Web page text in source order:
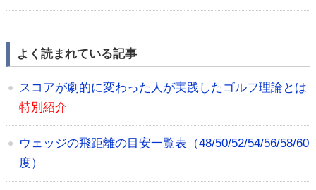
よく読まれている記事
スコアが劇的に変わった人が実践したゴルフ理論とは
特別紹介
ウェッジの飛距離の目安一覧表（48/50/52/54/56/58/60
度）